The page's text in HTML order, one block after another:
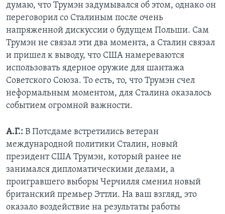
думаю, что Трумэн задумывался об этом, однако он
переговорил со Сталиным после очень
напряженной дискуссии о будущем Польши. Сам
Трумэн не связал эти два момента, а Сталин связал
и пришел к выводу, что США намереваются
использовать ядерное оружие для шантажа
Советского Союза. То есть, то, что Трумэн счел
неформальным моментом, для Сталина оказалось
событием огромной важности.
А.Г.: В Потсдаме встретились ветеран
международной политики Сталин, новый
президент США Трумэн, который ранее не
занимался дипломатическими делами, а
проигравшего выборы Черчилля сменил новый
британский премьер Эттли. На ваш взгляд, это
оказало воздействие на результаты работы